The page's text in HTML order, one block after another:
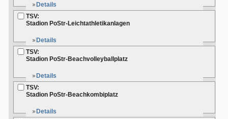
Details
TSV:
Stadion PoStr-Leichtathletikanlagen
Details
TSV:
Stadion PoStr-Beachvolleyballplatz
Details
TSV:
Stadion PoStr-Beachkombiplatz
Details